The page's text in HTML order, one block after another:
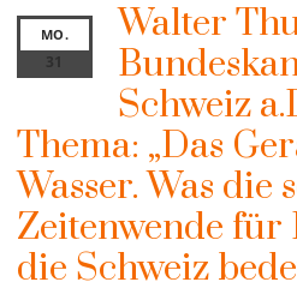
MO.
31
Walter
Schweiz
Thema: „Das
Wasser. Was die
Zeitenwende für
die Schweiz